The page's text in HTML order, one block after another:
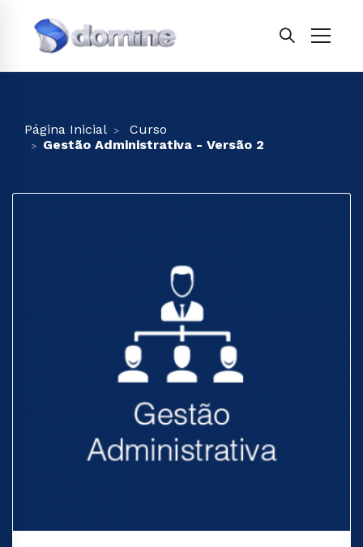
Página Inicial
Curso
Gestão Administrativa - Versão 2